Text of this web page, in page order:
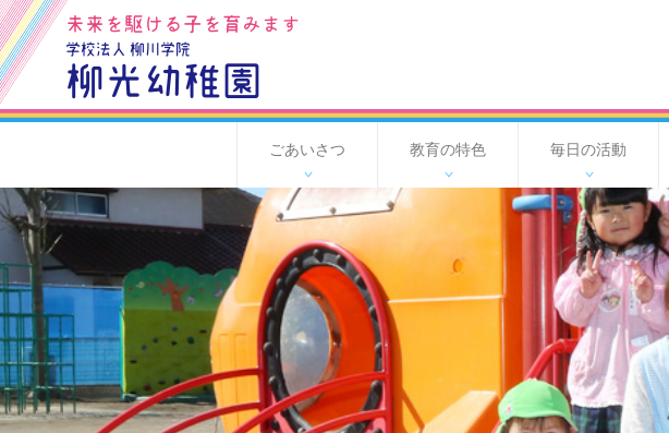
学校法人 柳川学院
柳光幼稚園
未来を駆ける子を育みます
ごあいさつ 教育の特色 毎日の活動